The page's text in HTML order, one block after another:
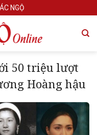
NGỘ
50 triệu lượt
Hoàng hậu